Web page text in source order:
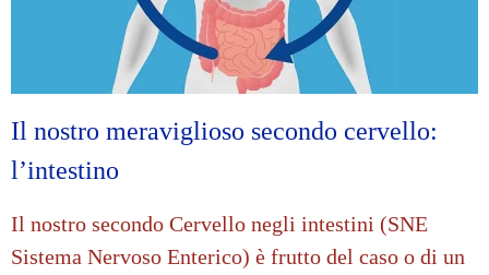
Il nostro meraviglioso secondo cervello:
l’intestino
Il nostro secondo Cervello negli intestini (SNE
Sistema Nervoso Enterico) è frutto del caso o di un